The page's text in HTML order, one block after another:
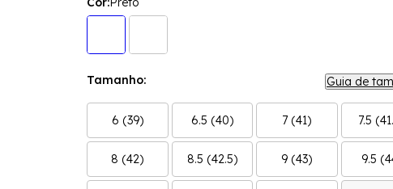
Tamanho: Guia de
6 (39) 6.5 (40) 7 (41) 7.5
8 (42) 8.5 (42.5) 9 (43) 9.5